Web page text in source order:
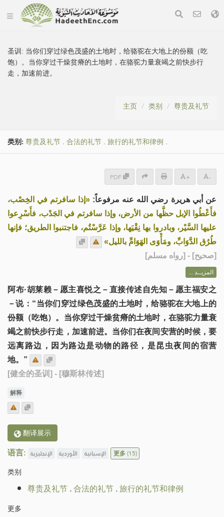
圣训: 当你们穿过绿色茂盛的土地时，给骆驼在大地上的份额（吃
饱）。当你穿过干燥贫瘠的土地时，在骆驼力量衰竭之前快步行
走，加速前进。
主页 类别 尊贵及礼节
类别: 尊贵及礼节 . 合法的礼节 . 旅行的礼节和律例 .
PDF + -
عن أبي هريرة رضي الله عنه مرفوعاً:«إذا سافرتم في الخِصْب،
فأَعْطُوا الإبل حظَّها من الأرض، وإذا سافرتم في الجَدْب، فأَسْرِعوا
عليها السَّيْر، وبادروا بها نِقْيَها، وإذا عَرَّسْتُم، فاجتنبوا الطريق؛ فإنها
طُرُق الدَّوَابِّ، ومَأْوَى الهَوَامِّ بالليل»
[صحيح] - [رواه مسلم]
المزيــد ...
阿布·胡莱赖－愿主喜悦之－直接传述自先知－愿主福安之
－说：“当你们穿过绿色茂盛的土地时，给骆驼在大地上的
份额（吃饱）。当你穿过干燥贫瘠的土地时，在骆驼力量衰
竭之前快步行走，加速前进。当你们在夜间安营的时候，要
远离路边，因为路边是动物的路径，是昆虫夜间的宿营
地。”
[健全的圣训] - [穆斯林传述]
解释
翻译展示
语言: الإنجليزية الأوردية الإسبانية 更多(15)
类别
尊贵及礼节.合法的礼节.旅行的礼节和律例
更多